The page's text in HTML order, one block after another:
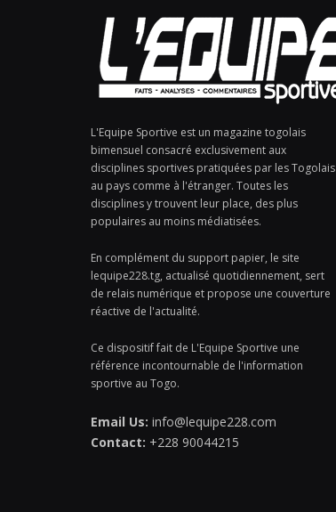
L'Equipe Sportive est un magazine togolais
bimensuel consacré exclusivement aux
disciplines sportives pratiquées par les Togolais
au pays comme à l'étranger. Toutes les
disciplines y trouvent leur place, des plus
populaires au moins médiatisées.
En complément du support papier, le site
lequipe228.tg, actualisé quotidiennement, sert
de relais numérique et propose une couverture
réactive de l'actualité.
Ce dispositif fait de L'Equipe Sportive une
référence incontournable de l'information
sportive au Togo.
Email Us: info@lequipe228.com
Contact: +228 90044215